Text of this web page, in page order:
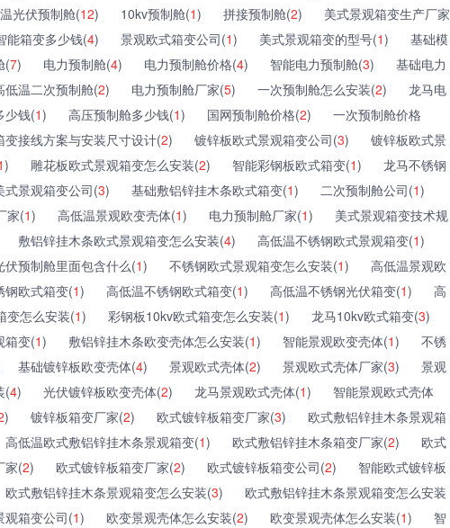
光伏预制舱(12) 10kv预制舱(1) 拼接预制舱(2)
美式景观箱变生产厂家
能箱变多少钱(4) 景观欧式箱变公司(1) 美式景观箱变的型号(1)
基础模
(7) 电力预制舱(4) 电力预制舱价格(4) 智能电力预制舱(3)
基础电力
低温二次预制舱(2) 电力预制舱厂家(5) 一次预制舱怎么安装(2)
龙马电
少钱(1) 高压预制舱多少钱(1) 国网预制舱价格(2)
一次预制舱价格
变接线方案与安装尺寸设计(2) 镀锌板欧式景观箱变公司(3)
镀锌板欧式景
) 雕花板欧式景观箱变怎么安装(2) 智能彩钢板欧式箱变(1)
龙马不锈钢
式景观箱变公司(3) 基础敷铝锌挂木条欧式箱变(1) 二次预制舱公司(1)
家(1) 高低温景观欧变壳体(1) 电力预制舱厂家(1)
美式景观箱变技术规
敷铝锌挂木条欧式景观箱变怎么安装(4) 高低温不锈钢欧式景观箱变(1)
伏预制舱里面包含什么(1) 不锈钢欧式景观箱变怎么安装(1)
高低温景观欧
钢欧式箱变(1) 高低温不锈钢欧式箱变(1) 高低温不锈钢光伏箱变(1)
高
变怎么安装(1) 彩钢板10kv欧式箱变怎么安装(1) 龙马10kv欧式箱变(3)
箱变(1) 敷铝锌挂木条欧变壳体怎么安装(1) 智能景观欧变壳体(1)
不锈
基础镀锌板欧变壳体(4) 景观欧式壳体(2) 景观欧式壳体厂家(3)
景观
(4) 光伏镀锌板欧变壳体(2) 龙马景观欧式壳体(1)
智能景观欧式壳体
) 镀锌板箱变厂家(2) 欧式镀锌板箱变厂家(3)
欧式敷铝锌挂木条景观箱
高低温欧式敷铝锌挂木条景观箱变(1) 欧式敷铝锌挂木条箱变厂家(2)
欧式
家(2) 欧式镀锌板箱变厂家(2) 欧式镀锌板箱变公司(2)
智能欧式镀锌板
欧式敷铝锌挂木条景观箱变怎么安装(3)
欧式敷铝锌挂木条景观箱变怎么安装
观箱变公司(1) 欧变景观壳体怎么安装(2) 欧变景观壳体怎么安装(1) 智